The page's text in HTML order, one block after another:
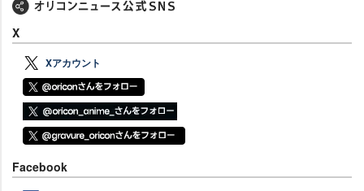
X
Xアカウント
Facebook